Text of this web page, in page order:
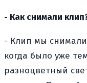
- Как снимали
- Клип мы
когда было уже
разноцветный